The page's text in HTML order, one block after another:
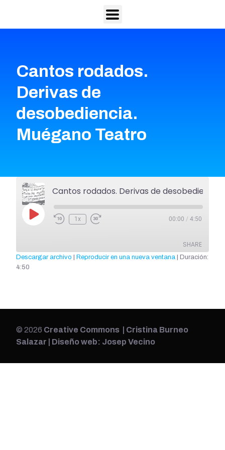
Cantos rodados.
Derivas de
desobediencia.
Muégano Teatro
1x 00:00 / 4:50
SHARE
Descargar archivo Reproducir en una nueva ventana
Duración:
4:50
© 2026 Creative Commons | Cristina Burneo
Salazar | Diseño web: Josep Vecino